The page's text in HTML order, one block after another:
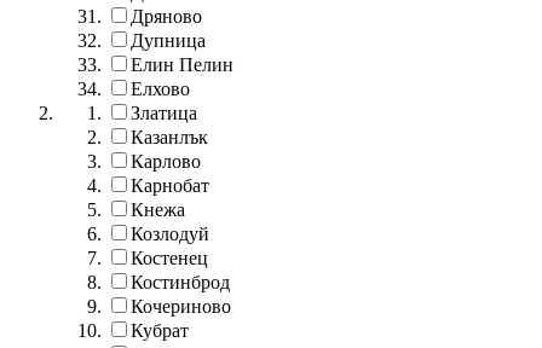
Дряново
Дупница
Елин Пелин
Елхово
Златица
Казанлък
Карлово
Карнобат
Кнежа
Козлодуй
Костенец
Костинброд
Кочериново
Кубрат